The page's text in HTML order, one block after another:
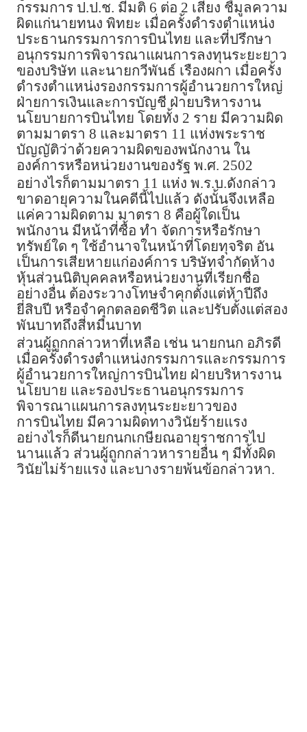
กรรมการ ป.ป.ช. มีมติ 6 ต่อ 2 เสียง ชี้มูลความ
ผิดแก่นายทนง พิทยะ เมื่อครั้งดำรงตำแหน่ง
ประธานกรรมการการบินไทย และที่ปรึกษา
อนุกรรมการพิจารณาแผนการลงทุนระยะยาว
ของบริษัท และนายกวีพันธ์ เรืองผกา เมื่อครั้ง
ดำรงตำแหน่งรองกรรมการผู้อำนวยการใหญ่
ฝ่ายการเงินและการบัญชี ฝ่ายบริหารงาน
นโยบายการบินไทย โดยทั้ง 2 ราย มีความผิด
ตามมาตรา 8 และมาตรา 11 แห่งพระราช
บัญญัติว่าด้วยความผิดของพนักงาน ใน
องค์การหรือหน่วยงานของรัฐ พ.ศ. 2502
อย่างไรก็ตามมาตรา 11 แห่ง พ.ร.บ.ดังกล่าว
ขาดอายุความในคดีนี้ไปแล้ว ดังนั้นจึงเหลือ
แค่ความผิดตาม มาตรา 8 คือผู้ใดเป็น
พนักงาน มีหน้าที่ซื้อ ทำ จัดการหรือรักษา
ทรัพย์ใด ๆ ใช้อำนาจในหน้าที่โดยทุจริต อัน
เป็นการเสียหายแก่องค์การ บริษัทจำกัดห้าง
หุ้นส่วนนิติบุคคลหรือหน่วยงานที่เรียกชื่อ
อย่างอื่น ต้องระวางโทษจำคุกตั้งแต่ห้าปีถึง
ยี่สิบปี หรือจำคุกตลอดชีวิต และปรับตั้งแต่สอง
พันบาทถึงสี่หมื่นบาท
ส่วนผู้ถูกกล่าวหาที่เหลือ เช่น นายกนก อภิรดี
เมื่อครั้งดำรงตำแหน่งกรรมการและกรรมการ
ผู้อำนวยการใหญ่การบินไทย ฝ่ายบริหารงาน
นโยบาย และรองประธานอนุกรรมการ
พิจารณาแผนการลงทุนระยะยาวของ
การบินไทย มีความผิดทางวินัยร้ายแรง
อย่างไรก็ดีนายกนกเกษียณอายุราชการไป
นานแล้ว ส่วนผู้ถูกกล่าวหารายอื่น ๆ มีทั้งผิด
วินัยไม่ร้ายแรง และบางรายพ้นข้อกล่าวหา.